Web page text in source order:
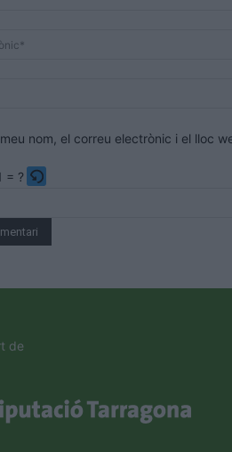
nom, el correu electrònic i el lloc
= ?
de